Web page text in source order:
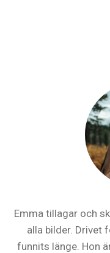
Emma tillagar och
alla bilder. Drivet
funnits länge. Hon